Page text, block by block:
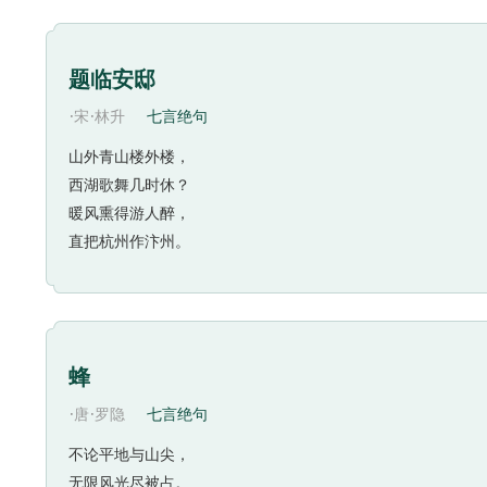
的感觉。
诗人的追寻似乎就要成功了，但终究还是水月镜花
永远的焦渴和饥饿之苦。他站在大湖中，湖水深及他
时，湖水便退去；当他腹饥伸手摘果时，树枝便荡开
惜，最让人难以接受的失败是距离成功仅一步之遥的失
题临安邸
·宋·林升 七言绝句
山外青山楼外楼，
西湖歌舞几时休？
暖风熏得游人醉，
直把杭州作汴州。
蜂
·唐·罗隐 七言绝句
不论平地与山尖，
无限风光尽被占。